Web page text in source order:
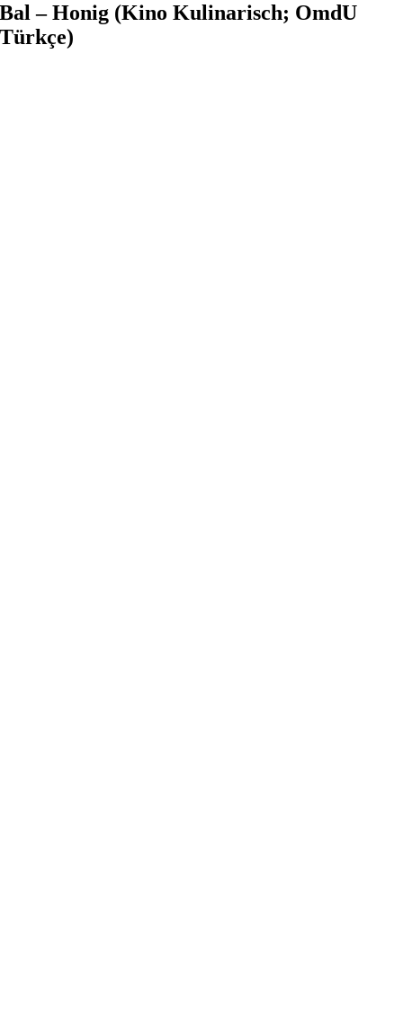
Bal – Honig (Kino Kulinarisch; OmdU
Türkçe)